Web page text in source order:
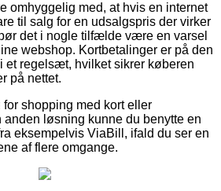
omhyggelig med, at hvis en internet
til salg for en udsalgspris der virker
det i nogle tilfælde være en varsel
webshop. Kortbetalinger er på den
et regelsæt, hvilket sikrer køberen
på nettet.
shopping med kort eller
løsning kunne du benytte en
eksempelvis ViaBill, ifald du ser en
af flere omgange.